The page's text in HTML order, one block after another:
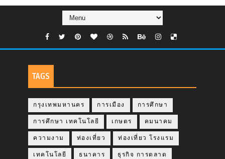
TAGS
กรุงเทพมหานคร การเมือง การศึกษา
การศึกษา เทคโนโลยี เกษตร คมนาคม
ความงาม ท่องเที่ยว ท่องเที่ยว โรงแรม
เทคโนโลยี ธนาคาร ธุรกิจ การตลาด